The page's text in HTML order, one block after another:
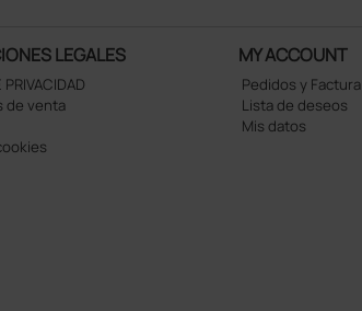
LEGALES
de venta
MY ACCOUNT
Pedidos y Factura
Lista de deseos
Mis datos